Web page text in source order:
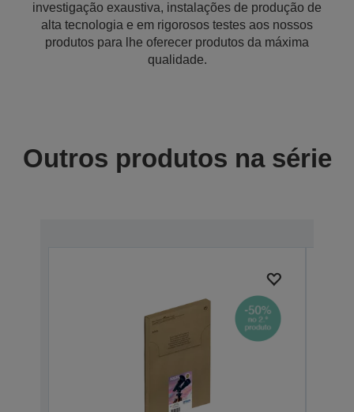
investigação exaustiva, instalações de produção de
alta tecnologia e em rigorosos testes aos nossos
produtos para lhe oferecer produtos da máxima
qualidade.
Outros produtos na série